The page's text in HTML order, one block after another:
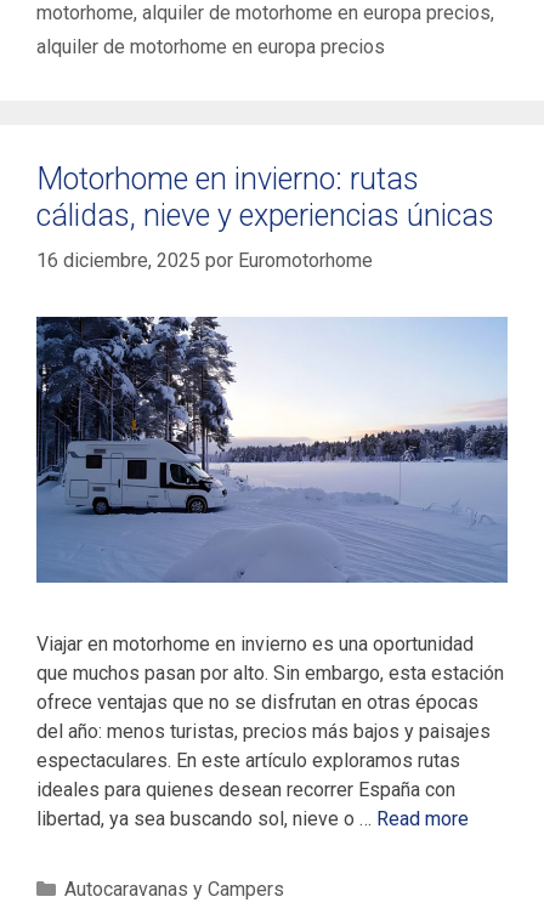
motorhome, alquiler de motorhome en europa precios,
alquiler de motorhome en europa precios ‌
Motorhome en invierno: rutas
cálidas, nieve y experiencias únicas
16 diciembre, 2025 por Euromotorhome
Viajar en motorhome en invierno es una oportunidad
que muchos pasan por alto. Sin embargo, esta estación
ofrece ventajas que no se disfrutan en otras épocas
del año: menos turistas, precios más bajos y paisajes
espectaculares. En este artículo exploramos rutas
ideales para quienes desean recorrer España con
libertad, ya sea buscando sol, nieve o … Read more
C
Autocaravanas y Campers